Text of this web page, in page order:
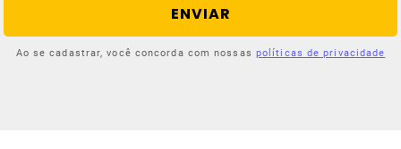
ENVIAR
Ao se cadastrar, você concorda com nossas políticas de privacidade